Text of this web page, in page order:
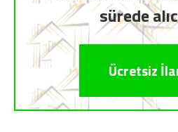
sürede
Ücretsiz